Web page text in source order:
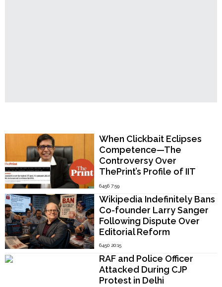
When Clickbait Eclipses
Competence—The
Controversy Over
ThePrint’s Profile of IIT
Madras Director V.
Kamakoti
6456 7:59
Wikipedia Indefinitely Bans
Co-founder Larry Sanger
Following Dispute Over
Editorial Reform
6450 20:15
RAF and Police Officer
Attacked During CJP
Protest in Delhi